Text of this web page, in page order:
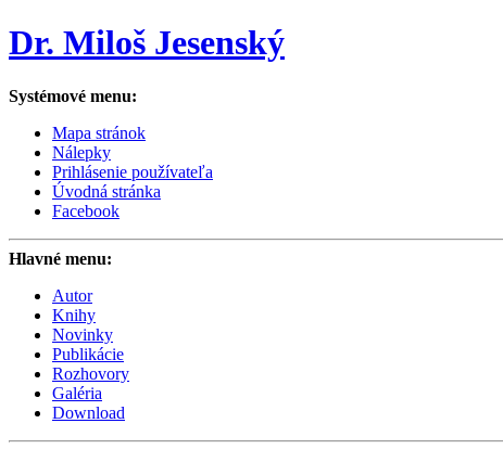
Dr. Miloš Jesenský
Systémové menu:
Mapa stránok
Nálepky
Prihlásenie používateľa
Úvodná stránka
Facebook
Hlavné menu:
Autor
Knihy
Novinky
Publikácie
Rozhovory
Galéria
Download